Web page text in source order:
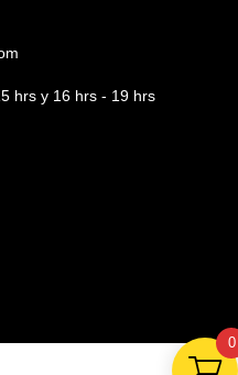
hrs y 16 hrs - 19 hrs
0